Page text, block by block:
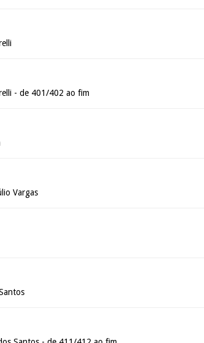
- de 401/402 ao fim
Vargas